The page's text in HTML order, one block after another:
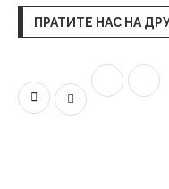
ПРАТИТЕ НАС НА